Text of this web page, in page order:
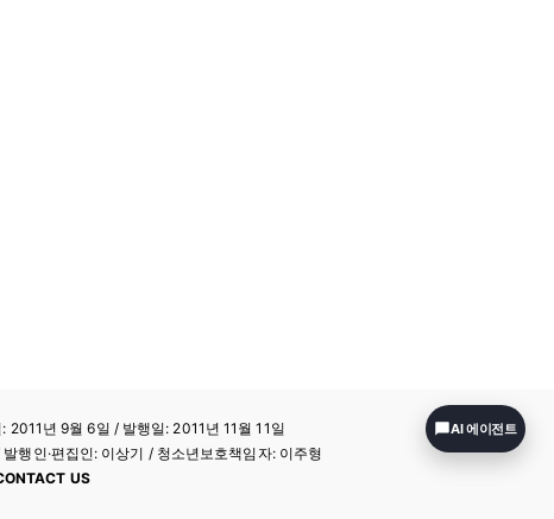
년 9월 6일 / 발행일: 2011년 11월 11일
행인·편집인: 이상기 / 청소년보호책임자: 이주형
US
AI 에이전트